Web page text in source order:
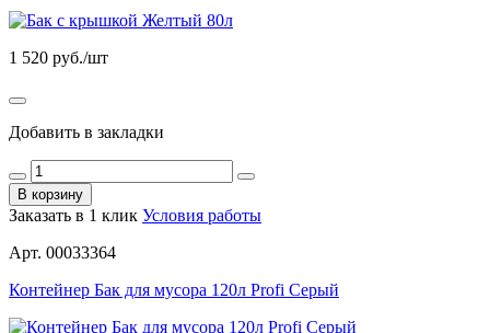
1 520 руб./шт
Добавить в закладки
В корзину
Заказать в 1 клик Условия работы
Арт. 00033364
Контейнер Бак для мусора 120л Profi Серый